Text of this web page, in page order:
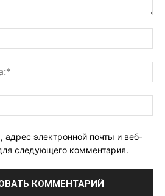
адрес электронной почты и веб-
следующего комментария.